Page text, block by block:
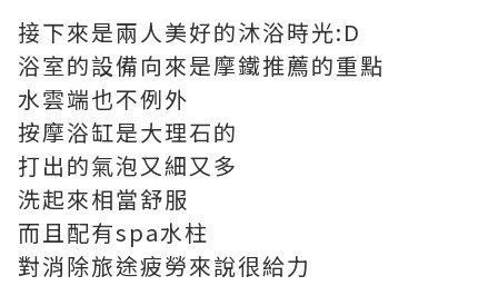
接下來是兩人美好的沐浴時光:D
浴室的設備向來是摩鐵推薦的重點
水雲端也不例外
按摩浴缸是大理石的
打出的氣泡又細又多
洗起來相當舒服
而且配有spa水柱
對消除旅途疲勞來說很給力